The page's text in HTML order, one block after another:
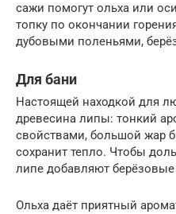
сажи помогут ольха или
топку по окончании
дубовыми поленьями,
Для бани
Настоящей находкой для
древесина липы: тонкий
свойствами, большой жар
сохранит тепло. Чтобы
липе добавляют
Ольха даёт приятный